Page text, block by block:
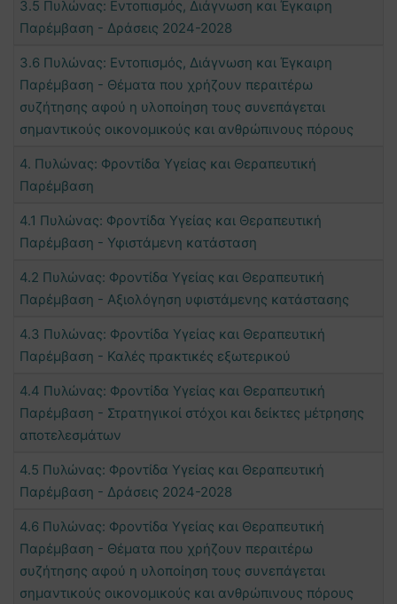
3.5 Πυλώνας: Εντοπισμός, Διάγνωση και Έγκαιρη
Παρέμβαση - Δράσεις 2024-2028
3.6 Πυλώνας: Εντοπισμός, Διάγνωση και Έγκαιρη
Παρέμβαση - Θέματα που χρήζουν περαιτέρω
συζήτησης αφού η υλοποίηση τους συνεπάγεται
σημαντικούς οικονομικούς και ανθρώπινους πόρους
4. Πυλώνας: Φροντίδα Υγείας και Θεραπευτική
Παρέμβαση
4.1 Πυλώνας: Φροντίδα Υγείας και Θεραπευτική
Παρέμβαση - Υφιστάμενη κατάσταση
4.2 Πυλώνας: Φροντίδα Υγείας και Θεραπευτική
Παρέμβαση - Αξιολόγηση υφιστάμενης κατάστασης
4.3 Πυλώνας: Φροντίδα Υγείας και Θεραπευτική
Παρέμβαση - Καλές πρακτικές εξωτερικού
4.4 Πυλώνας: Φροντίδα Υγείας και Θεραπευτική
Παρέμβαση - Στρατηγικοί στόχοι και δείκτες μέτρησης
αποτελεσμάτων
4.5 Πυλώνας: Φροντίδα Υγείας και Θεραπευτική
Παρέμβαση - Δράσεις 2024-2028
4.6 Πυλώνας: Φροντίδα Υγείας και Θεραπευτική
Παρέμβαση - Θέματα που χρήζουν περαιτέρω
συζήτησης αφού η υλοποίηση τους συνεπάγεται
σημαντικούς οικονομικούς και ανθρώπινους πόρους